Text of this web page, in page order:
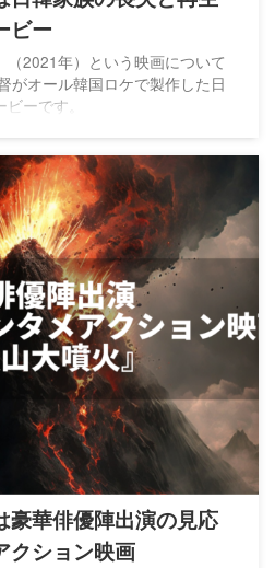
ビー
2021年）という映画について
がオール韓国ロケで製作した日
ーです。
豪華俳優陣出演の見応
クション映画